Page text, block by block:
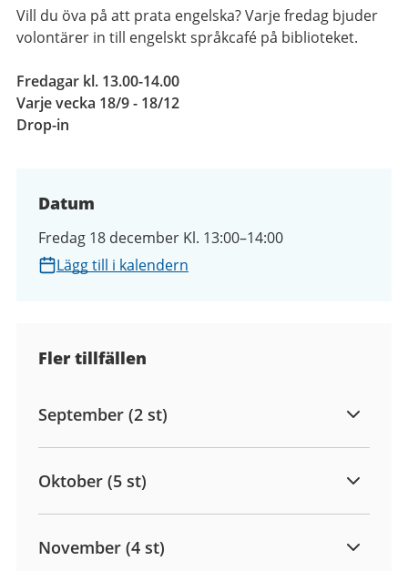
Vill du öva på att prata engelska? Varje fredag bjuder
volontärer in till engelskt språkcafé på biblioteket.
Fredagar kl. 13.00-14.00
Varje vecka 18/9 - 18/12
Drop-in
Datum
Fredag 18 december Kl. 13:00–14:00
Lägg till i kalendern
Fler tillfällen
September (2 st)
Oktober (5 st)
November (4 st)